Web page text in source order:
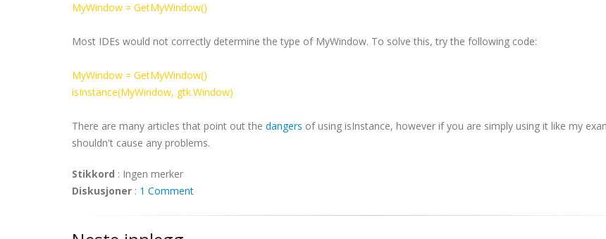
MyWindow = GetMyWindow()
Most IDEs would not correctly determine the type of MyWindow. To solve this, try the following code:
MyWindow = GetMyWindow()
isInstance(MyWindow, gtk.Window)
There are many articles that point out the dangers of using isInstance, however if you are simply using it like my
shouldn't cause any problems.
Stikkord : Ingen merker
Diskusjoner : 1 Comment